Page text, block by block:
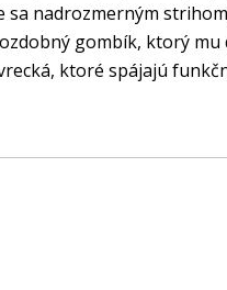
sa nadrozmerným
gombík, ktorý
ktoré spájajú
podšitý pre pohodlie